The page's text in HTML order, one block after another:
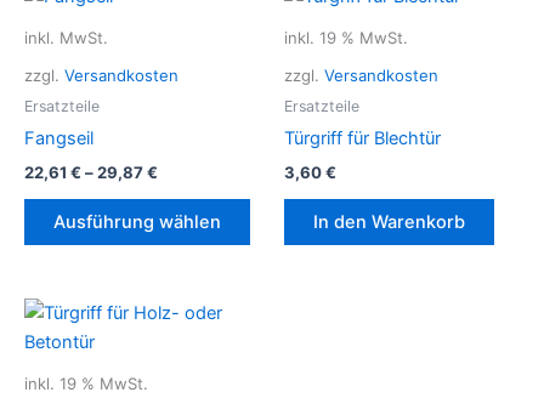
inkl. MwSt.
zzgl. Versandkosten
Ersatzteile
Fangseil
22,61 € –29,87€
Ausführung wählen
Dieses
inkl. 19 % MwSt.
zzgl. Versandkosten
Ersatzteile
Türgriff für Blechtür
3,60€
In den Warenkorb
inkl. 19 % MwSt.